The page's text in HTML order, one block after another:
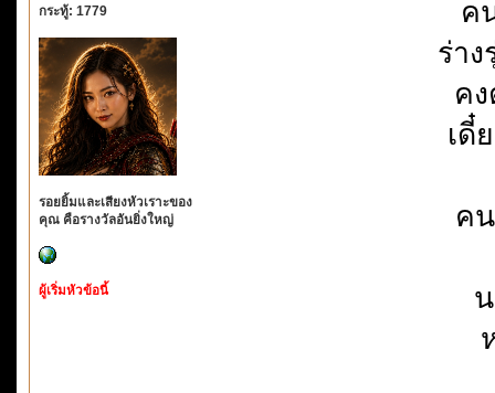
กระทู้: 1779
รอยยิ้มและเสียงหัวเราะของ
คุณ คือรางวัลอันยิ่งใหญ่
ผู้เริ่มหัวข้อนี้
ค
ร่า
ค
เดี๋
ค